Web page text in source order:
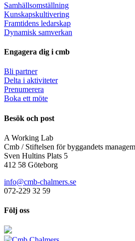
Samhällsomställning
Kunskapskultivering
Framtidens ledarskap
Dynamisk samverkan
Engagera dig i cmb
Bli partner
Delta i aktiviteter
Prenumerera
Boka ett möte
Besök och post
A Working Lab
Cmb / Stiftelsen för byggandets
Sven Hultins Plats 5
412 58 Göteborg
info@cmb-chalmers.se
072-229 32 59
Följ oss